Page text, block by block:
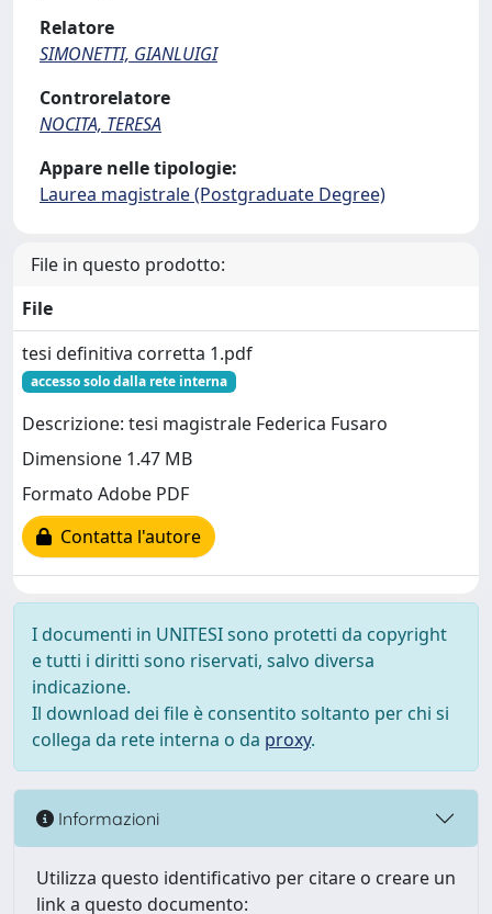
Relatore
SIMONETTI, GIANLUIGI
Controrelatore
NOCITA, TERESA
Appare nelle tipologie:
Laurea magistrale (Postgraduate Degree)
File in questo prodotto:
File
tesi definitiva corretta 1.pdf
accesso solo dalla rete interna
Descrizione: tesi magistrale Federica Fusaro
Dimensione 1.47 MB
Formato Adobe PDF
Contatta l'autore
I documenti in UNITESI sono protetti da copyright
e tutti i diritti sono riservati, salvo diversa
indicazione.
Il download dei file è consentito soltanto per chi si
collega da rete interna o da proxy.
Informazioni
Utilizza questo identificativo per citare o creare un
link a questo documento: